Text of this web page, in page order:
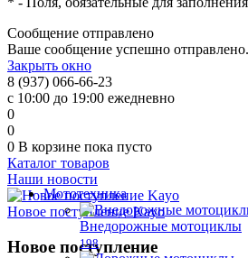
Сообщение отправлено
Ваше сообщение успешно
Закрыть окно
8 (937) 066-66-23
с 10:00 до 19:00 ежедневно
0
0
0 В корзине пока пусто
Каталог товаров
Мототехника
Внедорожные мотоциклы
198
Наши новости
Новое поступление Kayo
Новое поступление